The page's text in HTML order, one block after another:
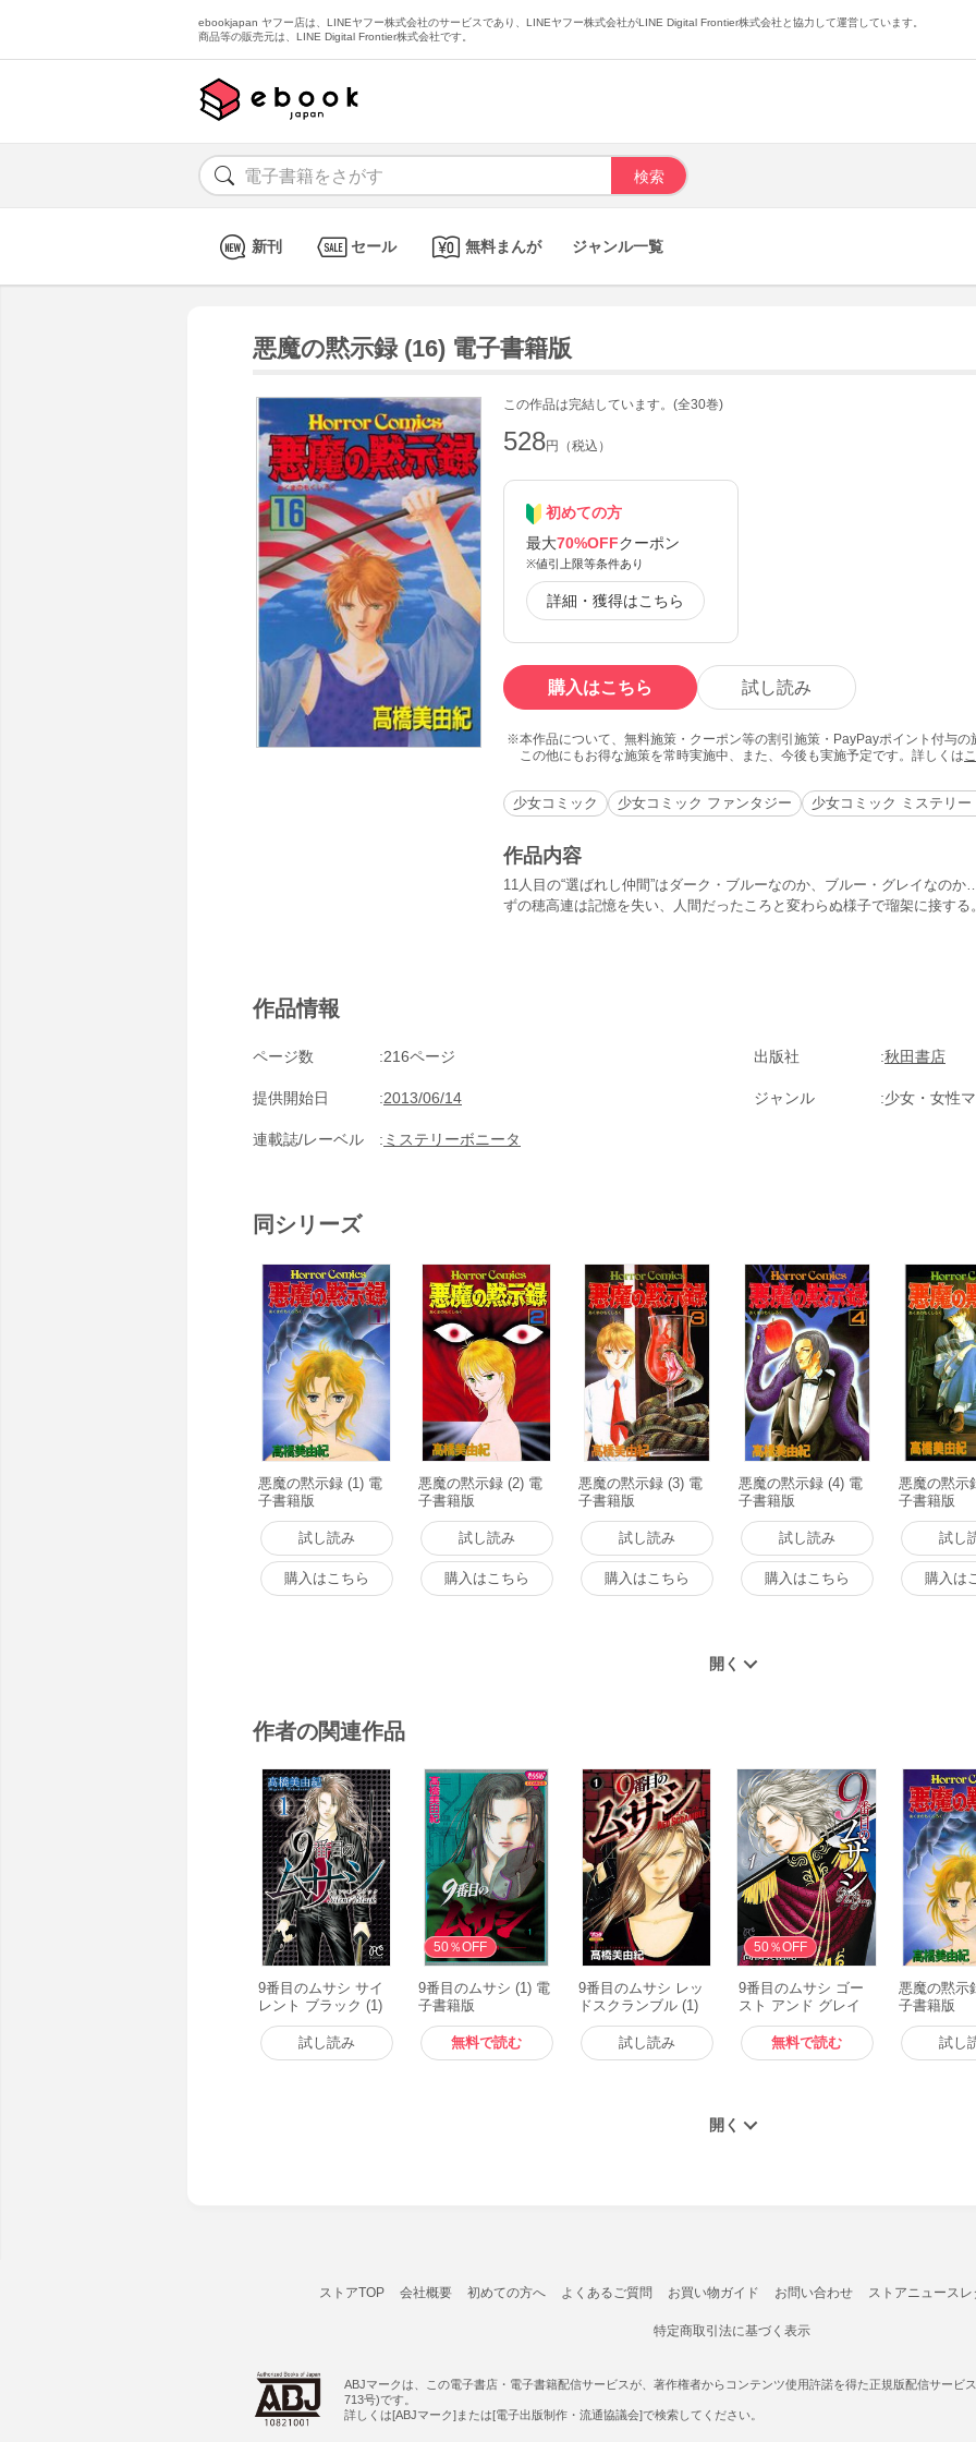
ebookjapan ヤフー店は、LINEヤフー株式会社のサービスであり、LINEヤフー株式会社がLINE Digital Frontier株式会社と協力して運営しています。
商品等の販売元は、LINE Digital Frontier株式会社です。
新刊 セール 無料まんが ジャンル一覧
悪魔の黙示録 (16) 電子書籍版
この作品は完結しています。(全30巻)
528円（税込）
初めての方
最大70%OFFクーポン
※値引上限等条件あり
詳細・獲得はこちら
購入はこちら 試し読み
本作品について、無料施策・クーポン等の割引施策・PayPayポイント付与
この他にもお得な施策を常時実施中、また、今後も実施予定です。詳しくは
少女コミック 少女コミック ファンタジー 少女コミック ミステリー
作品内容
11人目の“選ばれし仲間”はダーク・ブルーなのか、ブルー・グレイなの
ずの穂高連は記憶を失い、人間だったころと変わらぬ様子で瑠架に接す
作品情報
ページ数 216ページ 出版社 秋田書店
提供開始日 2013/06/14 ジャンル 少女・女性
連載誌/レーベル ミステリーボニータ
同シリーズ
悪魔の黙示録 (1) 電
子書籍版
試し読み
購入はこちら
悪魔の黙示録 (2) 電
子書籍版
試し読み
購入はこちら
悪魔の黙示録 (3) 電
子書籍版
試し読み
購入はこちら
悪魔の黙示録 (4) 電
子書籍版
試し読み
購入はこちら
悪魔の黙示
子書籍版
試し
購入は
作者の関連作品
9番目のムサシ サイ
レント ブラック (1)
電子書籍版
試し読み
無料
50％OFF
9番目のムサシ (1) 電
子書籍版
無料で読む
9番目のムサシ レッ
ドスクランブル (1)
電子書籍版
試し読み
無料
50％OFF
9番目のムサシ ゴー
スト アンド グレイ
(1) 電子書籍版
無料で読む
悪魔の黙示
子書籍版
試し
ストアTOP 会社概要 初めての方へ よくあるご質問 お買い物ガイド お問い合わせ ストアニュースレ
特定商取引法に基づく表示
ABJマークは、この電子書店・電子書籍配信サービスが、著作権者からコンテンツ使用許諾を得た正規版配信サービ
713号)です。
詳しくは[ABJマーク]または[電子出版制作・流通協議会]で検索してください。